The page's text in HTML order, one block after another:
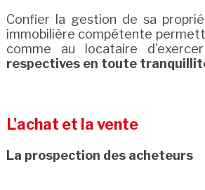
Confier la gestion de sa
immobilière compétente
comme au locataire
respectives en toute
L'achat et la vente
La prospection des acheteurs